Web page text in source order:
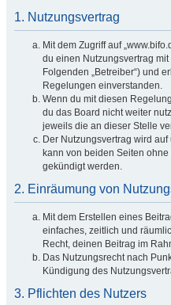
1. Nutzungsvertrag
Mit dem Zugriff auf
du einen Nutzungsvertrag
Folgenden „Betreiber“) und
Regelungen einverstanden.
Wenn du mit diesen
du das Board nicht weiter
jeweils die an dieser Stelle
Der Nutzungsvertrag wird
kann von beiden Seiten
gekündigt werden.
2. Einräumung von
Mit dem Erstellen eines
einfaches, zeitlich und
Recht, deinen Beitrag im
Das Nutzungsrecht nach
Kündigung des
3. Pflichten des Nutzers